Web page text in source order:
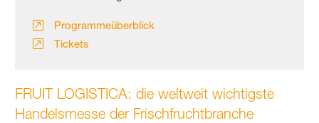
Programmeüberblick
Tickets
FRUIT LOGISTICA: die weltweit wichtigste
Handelsmesse der Frischfruchtbranche